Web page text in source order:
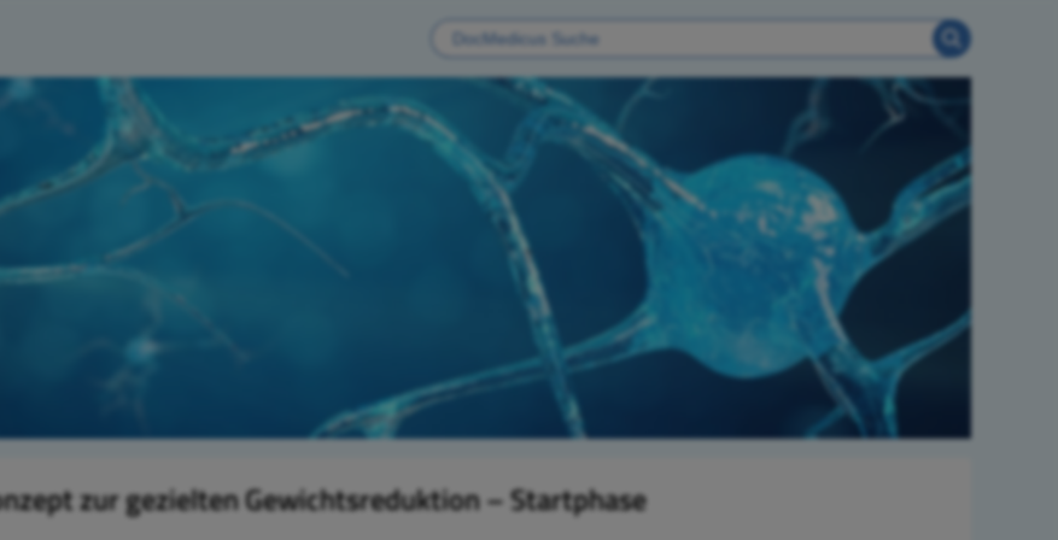
zur gezielten Gewichtsreduktion – Startphase